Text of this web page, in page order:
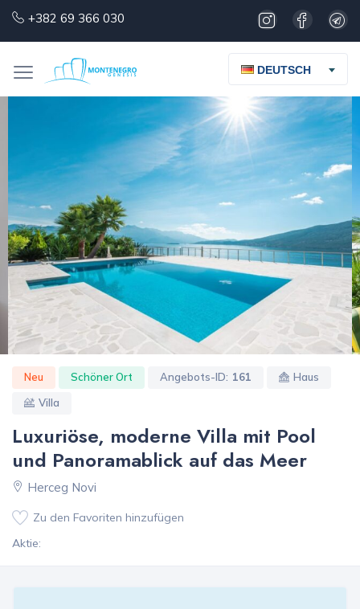
+382 69 366 030
DEUTSCH
Neu Schöner Ort Angebots-ID: 161
Haus
Villa
Luxuriöse, moderne Villa mit Pool
und Panoramablick auf das Meer
Herceg Novi
Zu den Favoriten hinzufügen
Aktie: